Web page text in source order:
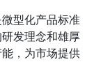
型化产品标准
发理念和雄厚
，为市场提供